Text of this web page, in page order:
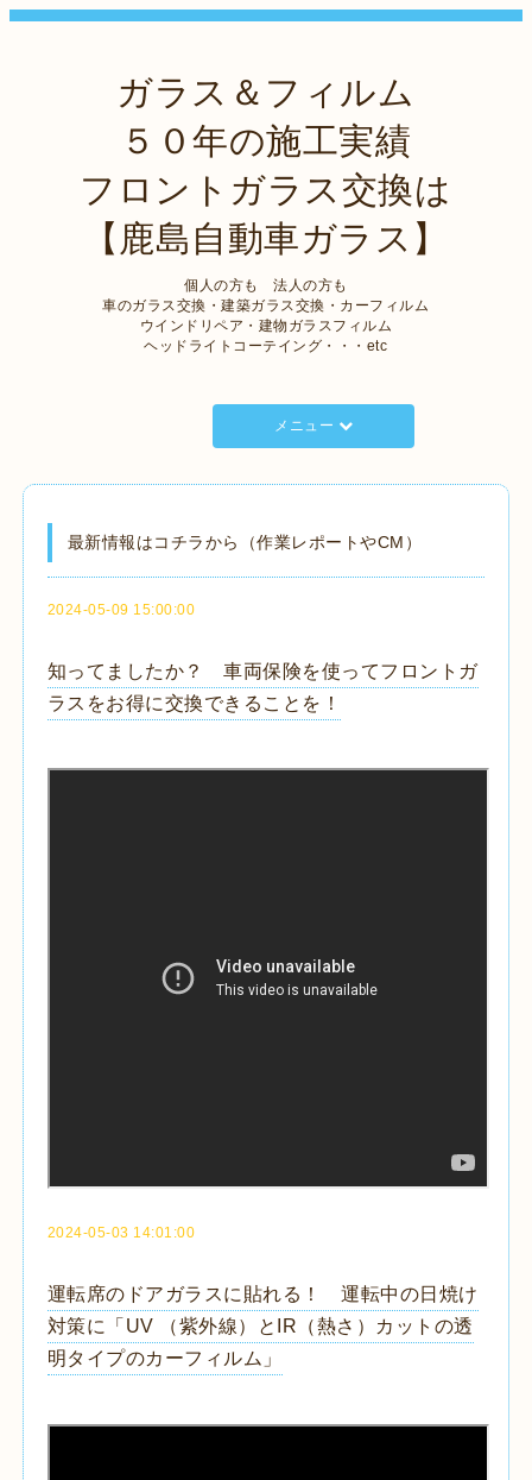
ガラス＆フィルム
５０年の施工実績
フロントガラス交換は
【鹿島自動車ガラス】
個人の方も 法人の方も
車のガラス交換・建築ガラス交換・カーフィルム
ウインドリペア・建物ガラスフィルム
ヘッドライトコーテイング・・・etc
メニュー
最新情報はコチラから（作業レポートやCM）
2024-05-09 15:00:00
知ってましたか？ 車両保険を使ってフロントガ
ラスをお得に交換できることを！
2024-05-03 14:01:00
運転席のドアガラスに貼れる！ 運転中の日焼け
対策に「UV （紫外線）とIR（熱さ）カットの透
明タイプのカーフィルム」